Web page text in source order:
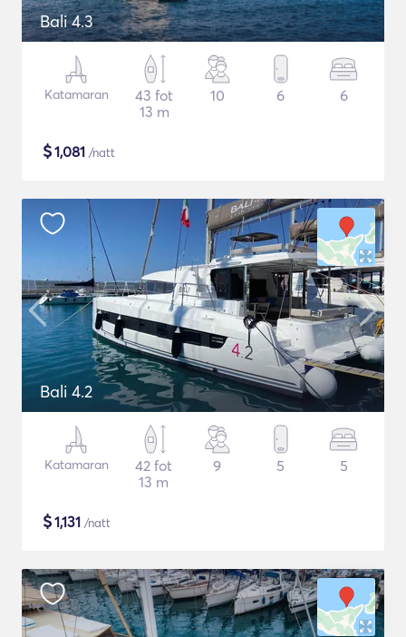
Bali 4.3
Katamaran
43 fot
13 m
10 6 6
$1,081 /natt
Bali 4.2
Katamaran
42 fot
13 m
9 5 5
$1,131 /natt